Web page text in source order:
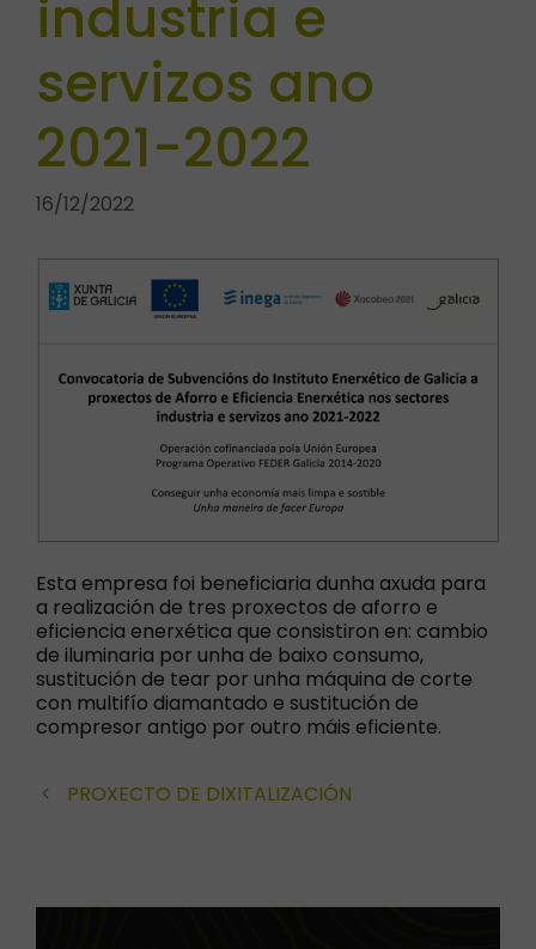
industria e
servizos ano
2021-2022
16/12/2022
Esta empresa foi beneficiaria dunha axuda para
a realización de tres proxectos de aforro e
eficiencia enerxética que consistiron en: cambio
de iluminaria por unha de baixo consumo,
sustitución de tear por unha máquina de corte
con multifío diamantado e sustitución de
compresor antigo por outro máis eficiente.
PROXECTO DE DIXITALIZACIÓN